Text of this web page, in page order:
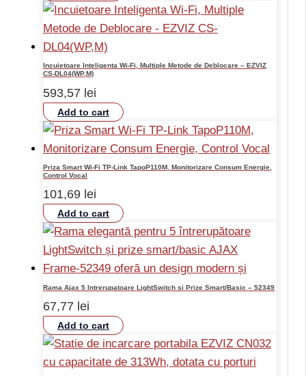
Incuietoare Inteligenta Wi-Fi, Multiple Metode de Deblocare – EZVIZ
CS-DL04(WP,M)
593,57 lei
Add to cart
Priza Smart Wi-Fi TP-Link TapoP110M, Monitorizare Consum Energie,
Control Vocal
101,69 lei
Add to cart
Rama Ajax 5 Intrerupatoare LightSwitch si Prize Smart/Basic – 52349
67,77 lei
Add to cart